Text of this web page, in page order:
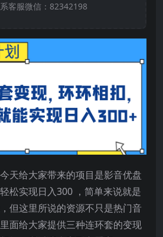
客服微信：82342198
天给大家带来的项目是影音优盘
松实现日入300 ，简单来说就是
但这里所说的资源不只是热门音
面给大家提供三种连环套的变现